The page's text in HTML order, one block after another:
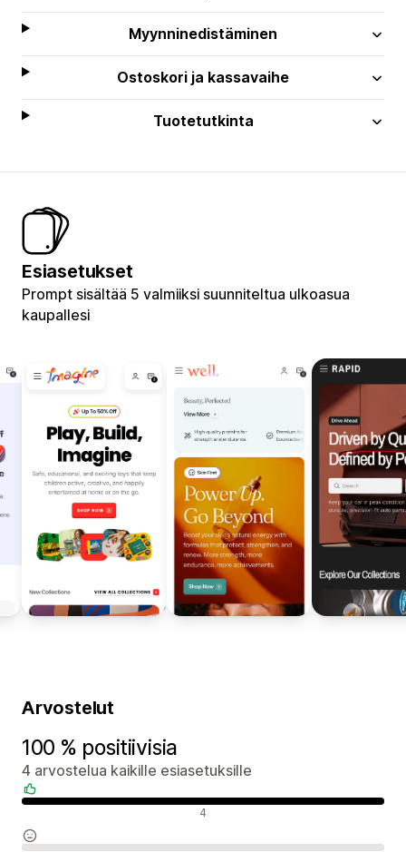
Myynninedistäminen
Ostoskori ja kassavaihe
Tuotetutkinta
Esiasetukset
Prompt sisältää 5 valmiiksi suunniteltua ulkoasua
kaupallesi
Arvostelut
100 % positiivisia
4 arvostelua kaikille esiasetuksille
4